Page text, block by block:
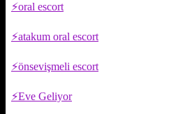
oral escort
atakum oral escort
önsevişmeli escort
Eve Geliyor